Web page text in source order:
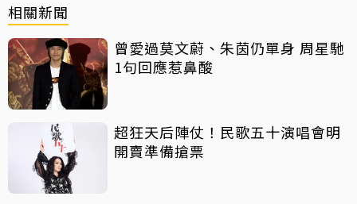
相關新聞
曾愛過莫文蔚、朱茵仍單身 周星馳
1句回應惹鼻酸
超狂天后陣仗！民歌五十演唱會明
開賣準備搶票